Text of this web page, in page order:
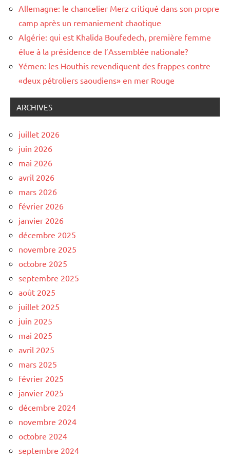
Allemagne: le chancelier Merz critiqué dans son propre
camp après un remaniement chaotique
Algérie: qui est Khalida Boufedech, première femme
élue à la présidence de l’Assemblée nationale?
Yémen: les Houthis revendiquent des frappes contre
«deux pétroliers saoudiens» en mer Rouge
ARCHIVES
juillet 2026
juin 2026
mai 2026
avril 2026
mars 2026
février 2026
janvier 2026
décembre 2025
novembre 2025
octobre 2025
septembre 2025
août 2025
juillet 2025
juin 2025
mai 2025
avril 2025
mars 2025
février 2025
janvier 2025
décembre 2024
novembre 2024
octobre 2024
septembre 2024